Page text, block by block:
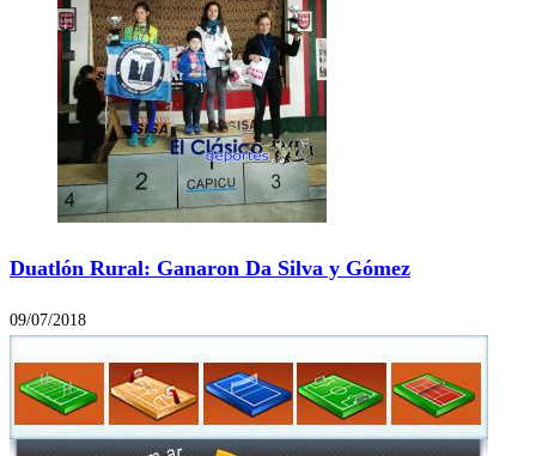
Duatlón Rural: Ganaron Da Silva y Gómez
09/07/2018